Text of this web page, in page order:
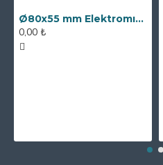
Ø80x55 mm Elektromıknatıs - 250 kg Çekim Gücü
0,00 ₺